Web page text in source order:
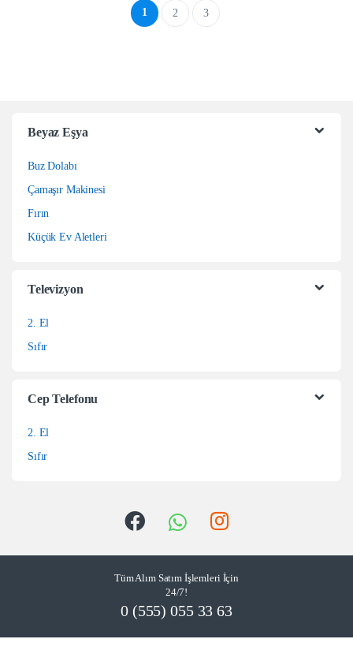
1 2 3
Beyaz Eşya
Buz Dolabı
Çamaşır Makinesi
Fırın
Küçük Ev Aletleri
Televizyon
2. El
Sıfır
Cep Telefonu
2. El
Sıfır
Tüm Alım Satım İşlemleri İçin
24/7!
0 (555) 055 33 63